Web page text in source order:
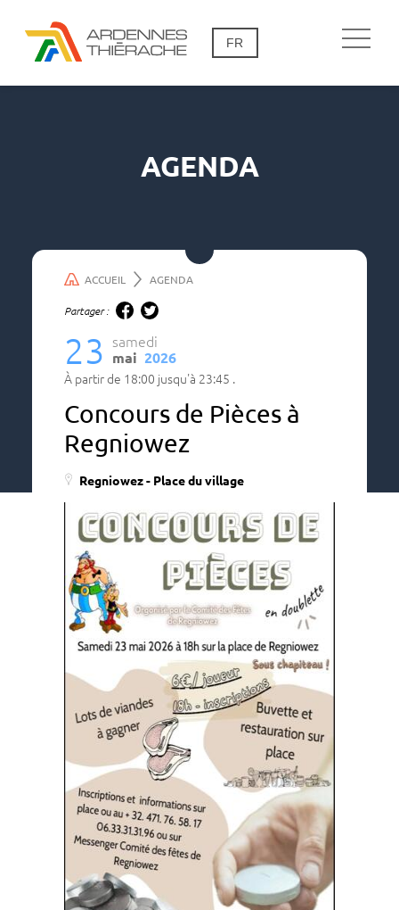
FR
AGENDA
ACCUEIL AGENDA
Partager :
Concours de Pièces à
Regniowez
Regniowez - Place du village
samedi
23 mai 2026
à partir de 18:00 jusqu'à 23:45 .